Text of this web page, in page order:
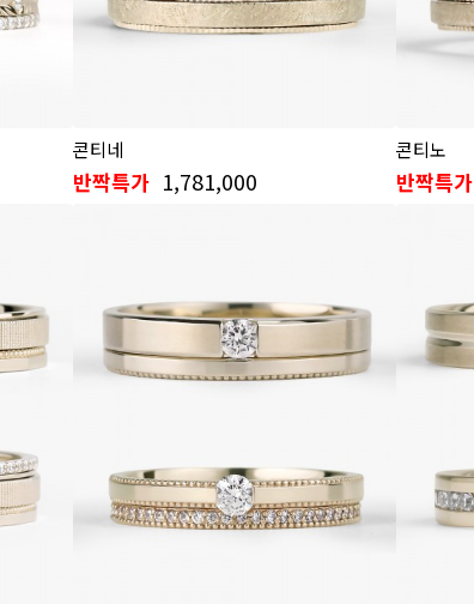
콘티네
반짝특가 1,781,000
콘티노
반짝특가